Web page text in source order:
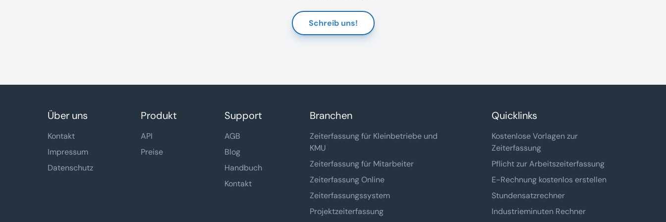
Schreib uns!
Über uns
Kontakt
Impressum
Datenschutz
Produkt
API
Preise
Support
AGB
Blog
Handbuch
Kontakt
Branchen
Zeiterfassung für Kleinbetriebe und
KMU
Zeiterfassung für Mitarbeiter
Zeiterfassung Online
Zeiterfassungssystem
Projektzeiterfassung
Quicklinks
Kostenlose Vorlagen zur
Zeiterfassung
Pflicht zur Arbeitszeiterfassung
E-Rechnung kostenlos erstellen
Stundensatzrechner
Industrieminuten Rechner